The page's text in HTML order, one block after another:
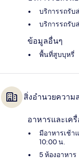
บริการรถรับ
บริการรถรับ
ข้อมูลอื่นๆ
พื้นที่สูบบุหรี่
สิ่งอำนวยความ
อาหารและเค
มีอาหารเช้า
10:00 น.
5 ห้องอาหาร